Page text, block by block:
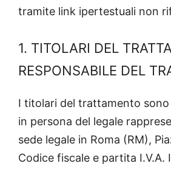
tramite link ipertestuali non
1. TITOLARI DEL
RESPONSABILE DEL
I titolari del trattamento sono
in persona del legale
sede legale in Roma (RM),
Codice fiscale e partita I.V.A.